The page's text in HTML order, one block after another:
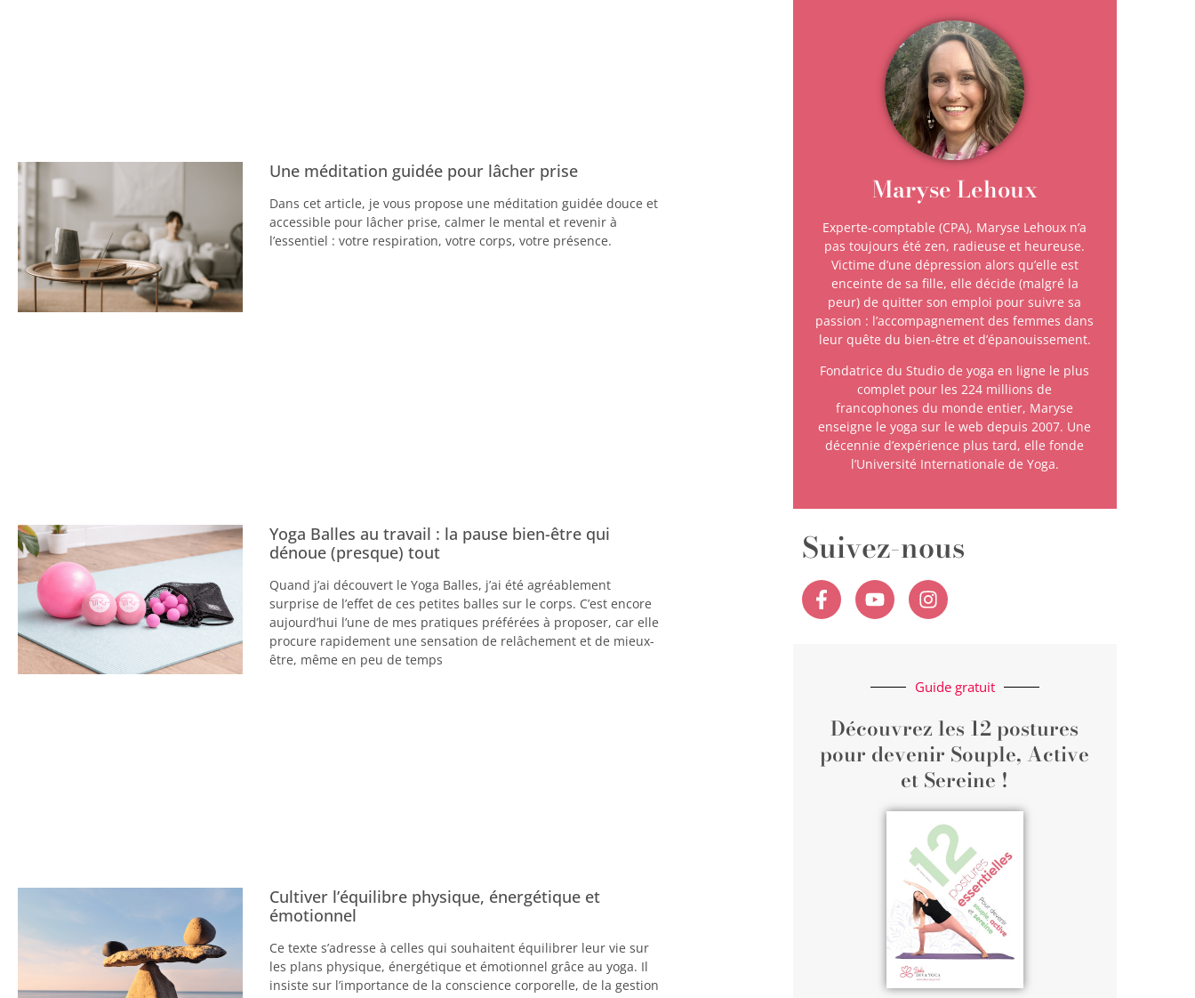
Une méditation guidée pour lâcher prise
Dans cet article, je vous propose une méditation guidée douce et
accessible pour lâcher prise, calmer le mental et revenir à
l’essentiel : votre respiration, votre corps, votre présence.
Yoga Balles au travail : la pause bien-être qui
dénoue (presque) tout
Quand j’ai découvert le Yoga Balles, j’ai été agréablement
surprise de l’effet de ces petites balles sur le corps. C’est encore
aujourd’hui l’une de mes pratiques préférées à proposer, car elle
procure rapidement une sensation de relâchement et de mieux-
être, même en peu de temps
Cultiver l’équilibre physique, énergétique et
émotionnel
Ce texte s’adresse à celles qui souhaitent équilibrer leur vie sur
les plans physique, énergétique et émotionnel grâce au yoga. Il
insiste sur l’importance de la conscience corporelle, de la gestion
Maryse Lehoux
Experte-comptable (CPA), Maryse Lehoux n’a
pas toujours été zen, radieuse et heureuse.
Victime d’une dépression alors qu’elle est
enceinte de sa fille, elle décide (malgré la
peur) de quitter son emploi pour suivre sa
passion : l’accompagnement des femmes dans
leur quête du bien-être et d’épanouissement.
Fondatrice du Studio de yoga en ligne le plus
complet pour les 224 millions de
francophones du monde entier, Maryse
enseigne le yoga sur le web depuis 2007. Une
décennie d’expérience plus tard, elle fonde
l’Université Internationale de Yoga.
Suivez-nous
Guide gratuit
Découvrez les 12 postures
pour devenir Souple, Active
et Sereine !